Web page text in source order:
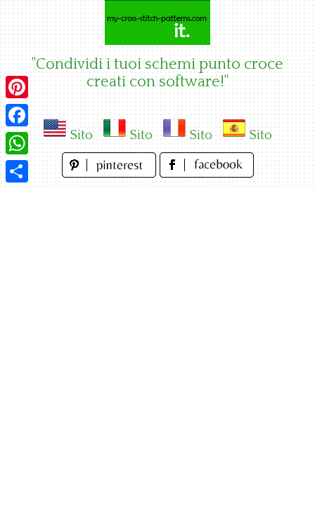
"Condividi i tuoi schemi punto croce
creati con software!"
Sito Sito Sito Sito
Pinterest
Facebook
WhatsApp